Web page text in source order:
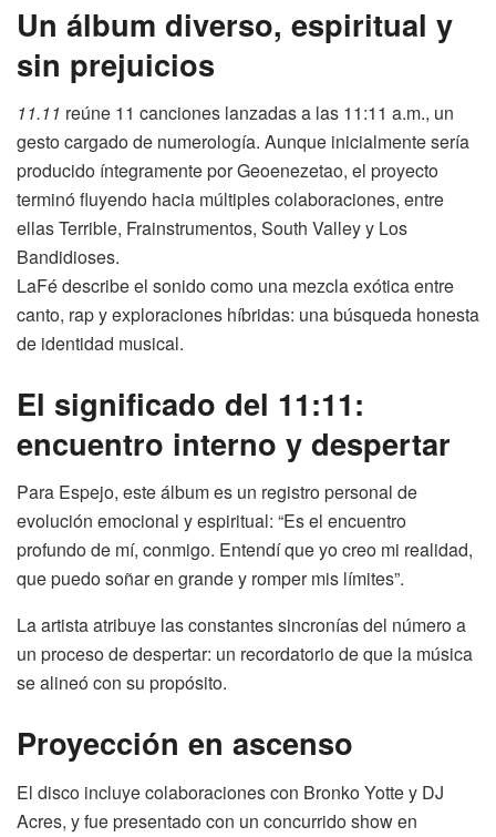
Un álbum diverso, espiritual y
sin prejuicios
11.11 reúne 11 canciones lanzadas a las 11:11 a.m., un
gesto cargado de numerología. Aunque inicialmente sería
producido íntegramente por Geoenezetao, el proyecto
terminó fluyendo hacia múltiples colaboraciones, entre
ellas Terrible, Frainstrumentos, South Valley y Los
Bandidioses.
LaFé describe el sonido como una mezcla exótica entre
canto, rap y exploraciones híbridas: una búsqueda honesta
de identidad musical.
El significado del 11:11:
encuentro interno y despertar
Para Espejo, este álbum es un registro personal de
evolución emocional y espiritual: “Es el encuentro
profundo de mí, conmigo. Entendí que yo creo mi realidad,
que puedo soñar en grande y romper mis límites”.
La artista atribuye las constantes sincronías del número a
un proceso de despertar: un recordatorio de que la música
se alineó con su propósito.
Proyección en ascenso
El disco incluye colaboraciones con Bronko Yotte y DJ
Acres, y fue presentado con un concurrido show en